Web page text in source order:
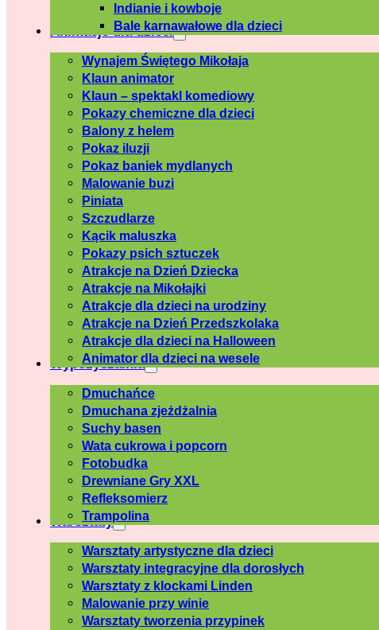
Indianie i kowboje
Bale karnawałowe dla dzieci
Animacje dla dzieci
Wynajem Świętego Mikołaja
Klaun animator
Klaun – spektakl komediowy
Pokazy chemiczne dla dzieci
Balony z helem
Pokaz iluzji
Pokaz baniek mydlanych
Malowanie buzi
Piniata
Szczudlarze
Kącik maluszka
Pokazy psich sztuczek
Atrakcje na Dzień Dziecka
Atrakcje na Mikołajki
Atrakcje dla dzieci na urodziny
Atrakcje na Dzień Przedszkolaka
Atrakcje dla dzieci na Halloween
Animator dla dzieci na wesele
Wypożyczalnia
Dmuchańce
Dmuchana zjeżdżalnia
Suchy basen
Wata cukrowa i popcorn
Fotobudka
Drewniane Gry XXL
Refleksomierz
Trampolina
Warsztaty
Warsztaty artystyczne dla dzieci
Warsztaty integracyjne dla dorosłych
Warsztaty z klockami Linden
Malowanie przy winie
Warsztaty tworzenia przypinek